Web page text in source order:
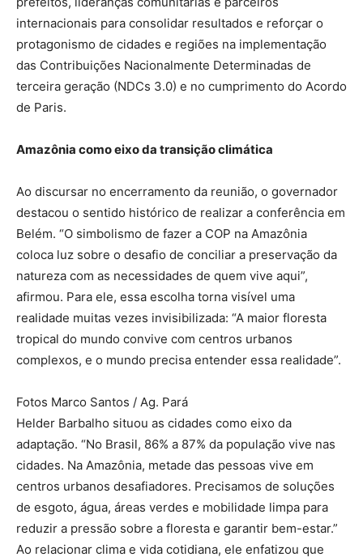
internacionais para consolidar resultados e reforçar o
protagonismo de cidades e regiões na implementação
das Contribuições Nacionalmente Determinadas de
terceira geração (NDCs 3.0) e no cumprimento do Acordo
de Paris.
Amazônia como eixo da transição climática
Ao discursar no encerramento da reunião, o governador
destacou o sentido histórico de realizar a conferência em
Belém. “O simbolismo de fazer a COP na Amazônia
coloca luz sobre o desafio de conciliar a preservação da
natureza com as necessidades de quem vive aqui”,
afirmou. Para ele, essa escolha torna visível uma
realidade muitas vezes invisibilizada: “A maior floresta
tropical do mundo convive com centros urbanos
complexos, e o mundo precisa entender essa realidade”.
Fotos Marco Santos / Ag. Pará
Helder Barbalho situou as cidades como eixo da
adaptação. “No Brasil, 86% a 87% da população vive nas
cidades. Na Amazônia, metade das pessoas vive em
centros urbanos desafiadores. Precisamos de soluções
de esgoto, água, áreas verdes e mobilidade limpa para
reduzir a pressão sobre a floresta e garantir bem-estar.”
Ao relacionar clima e vida cotidiana, ele enfatizou que